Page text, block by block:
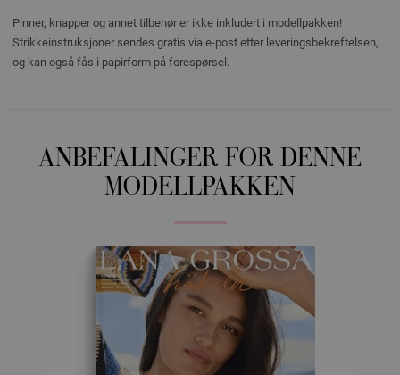
Pinner, knapper og annet tilbehør er ikke inkludert i modellpakken!
Strikkeinstruksjoner sendes gratis via e-post etter leveringsbekreftelsen,
og kan også fås i papirform på forespørsel.
ANBEFALINGER FOR DENNE
MODELLPAKKEN